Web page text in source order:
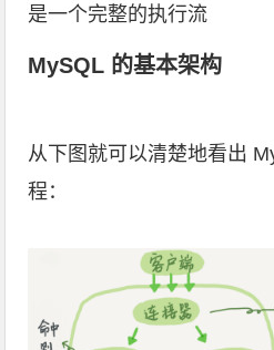
是一个完整的执行流
MySQL 的基本架构
从下图就可以清楚地看出
程：